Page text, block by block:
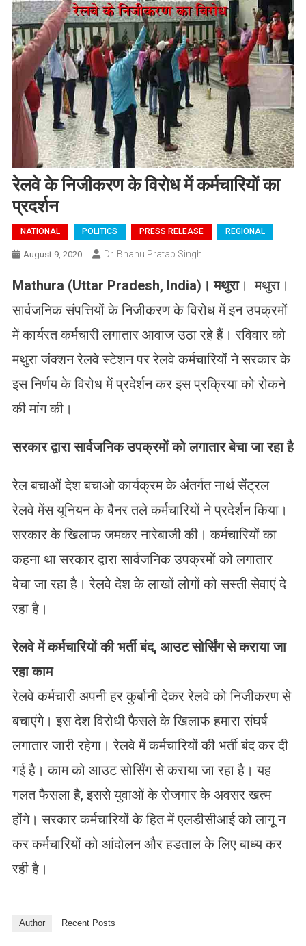
रेलवे के निजीकरण के विरोध में कर्मचारियों का
प्रदर्शन
NATIONAL POLITICS PRESS RELEASE REGIONAL
August 9, 2020 Dr. Bhanu Pratap Singh
Mathura (Uttar Pradesh, India) । मथुरा। मथुरा।
सार्वजनिक संपत्तियों के निजीकरण के विरोध में इन उपक्रमों
में कार्यरत कर्मचारी लगातार आवाज उठा रहे हैं। रविवार को
मथुरा जंक्शन रेलवे स्टेशन पर रेलवे कर्मचारियों ने सरकार के
इस निर्णय के विरोध में प्रदेर्शन कर इस प्रक्रिया को रोकने
की मांग की।
सरकार द्वारा सार्वजनिक उपक्रमों को लगातार बेचा जा रहा है
रेल बचाओं देश बचाओ कार्यक्रम के अंतर्गत नार्थ सेंट्रल
रेलवे मेंस यूनियन के बैनर तले कर्मचारियों ने प्रदेर्शन किया।
सरकार के खिलाफ जमकर नारेबाजी की। कर्मचारियों का
कहना था सरकार द्वारा सार्वजनिक उपक्रमों को लगातार
बेचा जा रहा है। रेलवे देश के लाखों लोगों को सस्ती सेवाएं दे
रहा है।
रेलवे में कर्मचारियों की भर्ती बंद, आउट सोर्सिंग से कराया जा
रहा काम
रेलवे कर्मचारी अपनी हर कुर्बानी देकर रेलवे को निजीकरण से
बचाएंगे। इस देश विरोधी फैसले के खिलाफ हमारा संघर्ष
लगातार जारी रहेगा। रेलवे में कर्मचारियों की भर्ती बंद कर दी
गई है। काम को आउट सोर्सिंग से कराया जा रहा है। यह
गलत फैसला है, इससे युवाओं के रोजगार के अवसर खत्म
होंगे। सरकार कर्मचारियों के हित में एलडीसीआई को लागू न
कर कर्मचारियों को आंदोलन और हडताल के लिए बाध्य कर
रही है।
Author Recent Posts